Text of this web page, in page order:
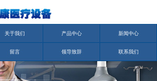
关于我们 产品中心 新闻中心
留言 领导致辞 联系我们